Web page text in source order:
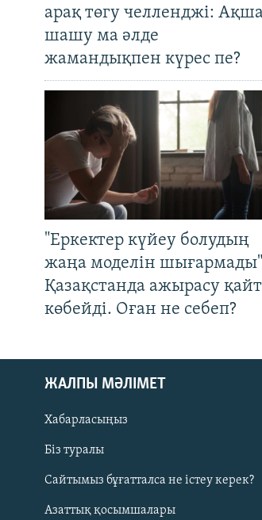
Русский
ЖАЗЫЛЫҢЫЗ
арақ төгу челленджі:
шашу ма әлде
жамандықпен күрес пе?
"Еркектер күйеу болудың
жаңа моделін
Қазақстанда ажырасу
көбейді. Оған не себеп?
ЖАЛПЫ МӘЛІМЕТ
Хабарласыңыз
Біз туралы
Сайтымыз бұғатталса не істеу керек?
Азаттық қосымшалары